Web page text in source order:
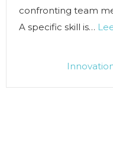
confronting team
A specific skill is…